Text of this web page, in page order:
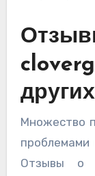
других
Множество
Отзывы о